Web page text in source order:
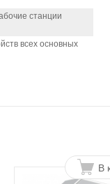
станции
всех основных
В